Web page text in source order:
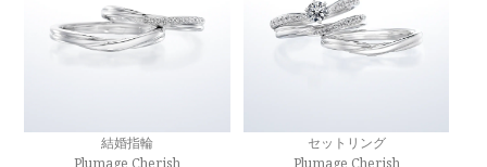
結婚指輪
セットリング